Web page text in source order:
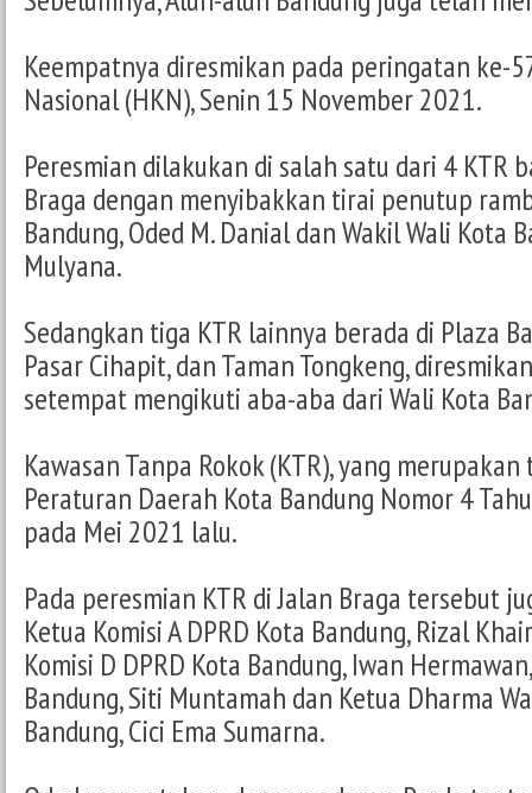
Keempatnya diresmikan pada peringatan ke-
Nasional (HKN), Senin 15 November 2021.
Peresmian dilakukan di salah satu dari 4 KTR
Braga dengan menyibakkan tirai penutup
Bandung, Oded M. Danial dan Wakil Wali Kota
Mulyana.
Sedangkan tiga KTR lainnya berada di Plaza
Pasar Cihapit, dan Taman Tongkeng,
setempat mengikuti aba-aba dari Wali Kota
Kawasan Tanpa Rokok (KTR), yang
Peraturan Daerah Kota Bandung Nomor 4
pada Mei 2021 lalu.
Pada peresmian KTR di Jalan Braga tersebut
Ketua Komisi A DPRD Kota Bandung, Rizal
Komisi D DPRD Kota Bandung, Iwan
Bandung, Siti Muntamah dan Ketua Dharma
Bandung, Cici Ema Sumarna.